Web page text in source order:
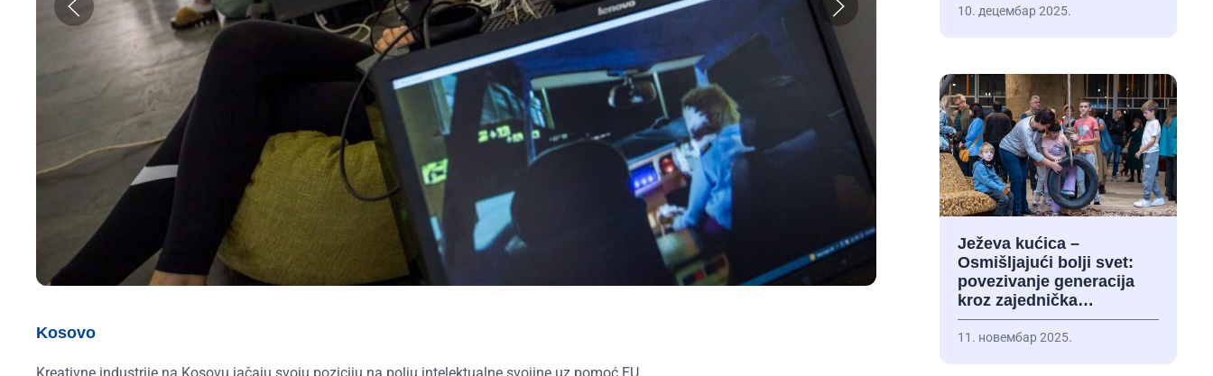
Kosovo
10. децембар 2025.
Ježeva kućica –
Osmišljajući bolji svet:
povezivanje generacija
kroz zajednička…
11. новембар 2025.